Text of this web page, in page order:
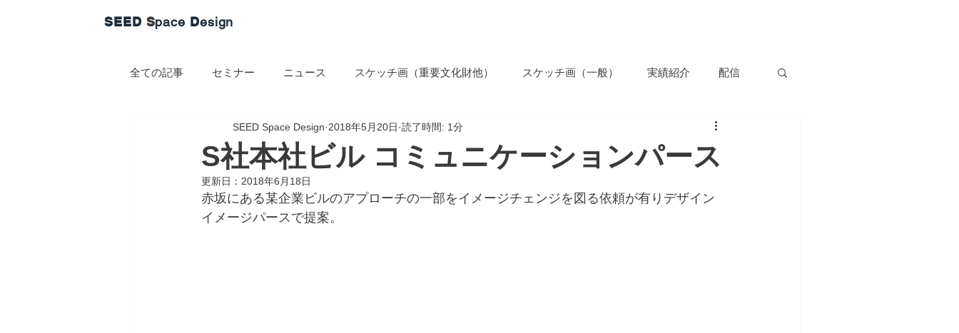
SEED Space Design
全ての記事 セミナー ニュース スケッチ画（重要文化財他） スケッチ画（一般） 実績紹介 配信
S社本社ビル コミュニケーションパース
SEED Space Design 2018年5月20日 読了時間: 1分
更新日： 2018年6月18日
赤坂にある某企業ビルのアプローチの一部をイメージチェンジを図る依頼が有りデザイン
イメージパースで提案。